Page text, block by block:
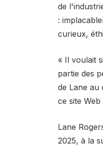
de
:
curieux,
« Il voulait
partie des
de Lane au
ce site
Lane
2025, à la